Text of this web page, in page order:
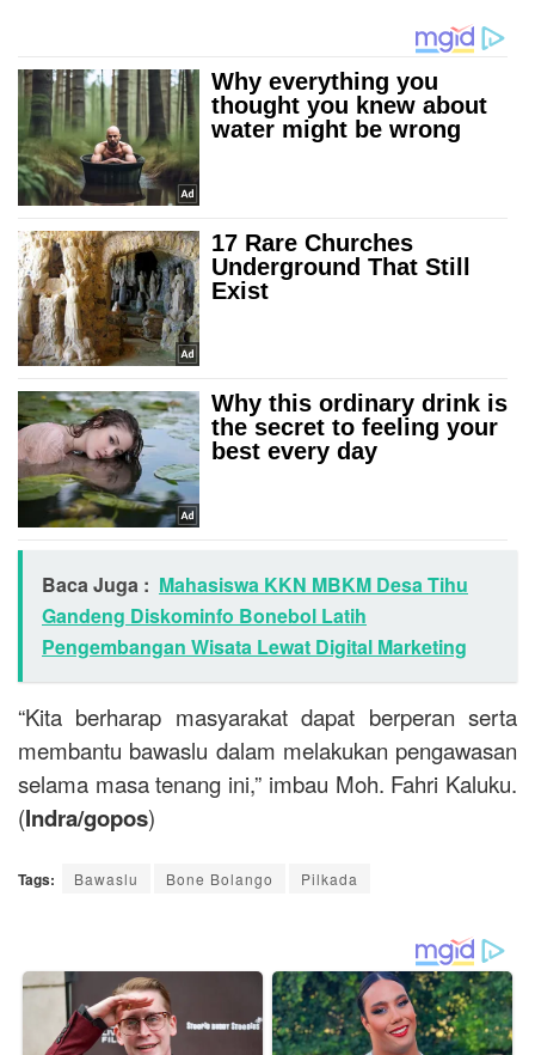
Baca Juga : Mahasiswa KKN MBKM Desa Tihu
Gandeng Diskominfo Bonebol Latih
Pengembangan Wisata Lewat Digital Marketing
“Kita berharap masyarakat dapat berperan serta
membantu bawaslu dalam melakukan pengawasan
selama masa tenang ini,” imbau Moh. Fahri Kaluku.
(Indra/gopos)
Tags: Bawaslu Bone Bolango Pilkada